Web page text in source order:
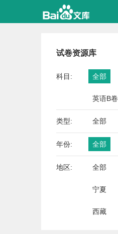
试卷资源库
科目: 全部
英语B卷
类型: 全部
年份: 全部
地区: 全部
宁夏
西藏